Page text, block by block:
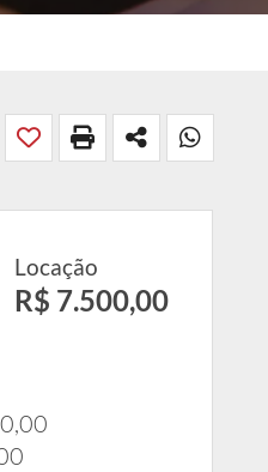
Locação
R$ 7.500,00